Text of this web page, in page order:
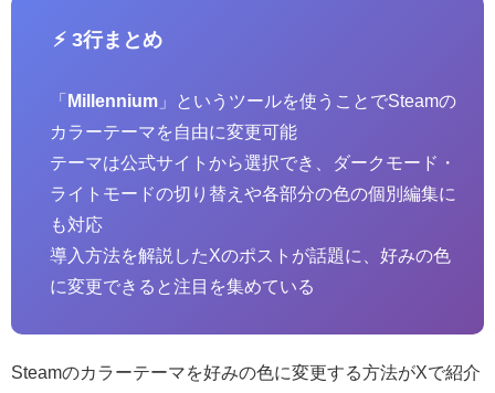
⚡ 3行まとめ
「 Millennium 」というツールを使うことでSteamの
カラーテーマを自由に変更可能
テーマは公式サイトから選択でき、ダークモード・
ライトモードの切り替えや各部分の色の個別編集に
も対応
導入方法を解説したXのポストが話題に、好みの色
に変更できると注目を集めている
Steamのカラーテーマを好みの色に変更する方法がXで紹介